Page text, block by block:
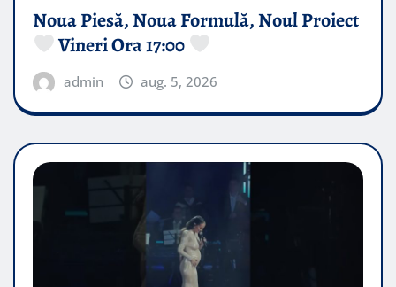
Noua Piesă, Noua Formulă, Noul Proiect
Vineri Ora 17:00
admin aug. 5, 2026